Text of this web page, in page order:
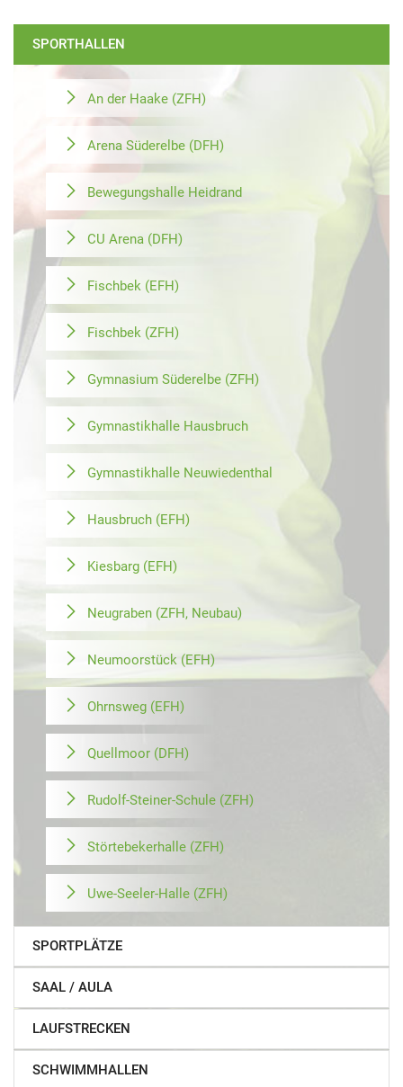
SPORTHALLEN
An der Haake (ZFH)
Arena Süderelbe (DFH)
Bewegungshalle Heidrand
CU Arena (DFH)
Fischbek (EFH)
Fischbek (ZFH)
Gymnasium Süderelbe (ZFH)
Gymnastikhalle Hausbruch
Gymnastikhalle Neuwiedenthal
Hausbruch (EFH)
Kiesbarg (EFH)
Neugraben (ZFH, Neubau)
Neumoorstück (EFH)
Ohrnsweg (EFH)
Quellmoor (DFH)
Rudolf-Steiner-Schule (ZFH)
Störtebekerhalle (ZFH)
Uwe-Seeler-Halle (ZFH)
SPORTPLÄTZE
SAAL / AULA
LAUFSTRECKEN
SCHWIMMHALLEN